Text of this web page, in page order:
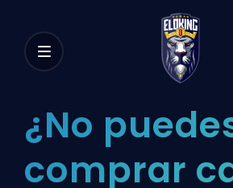
¿No
comprar